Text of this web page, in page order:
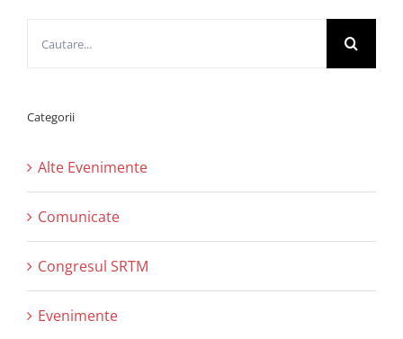
Categorii
Alte Evenimente
Comunicate
Congresul SRTM
Evenimente